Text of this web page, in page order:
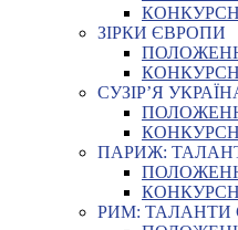
ЗІРКИ ЄВРОПИ
СУЗІР’Я
ПАРИЖ:
РИМ: ТАЛАНТИ